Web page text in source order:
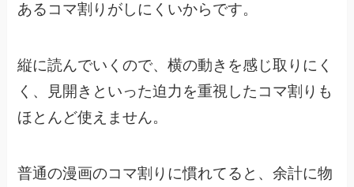
あるコマ割りがしにくいからです。
縦に読んでいくので、横の動きを感じ取りにく
く、
見開きといった迫力を重視したコマ割りも
ほとんど使えません。
普通の漫画のコマ割りに慣れてると、余計に物